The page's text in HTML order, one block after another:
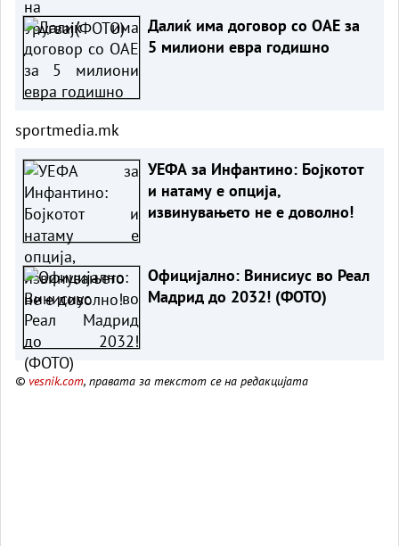
Далиќ има договор со ОАЕ за
5 милиони евра годишно
sportmedia.mk
УЕФА за Инфантино: Бојкотот
и натаму е опција,
извинувањето не е доволно!
Официјално: Винисиус во Реал
Мадрид до 2032! (ФОТО)
© vesnik.com, правата за текстот се на редакцијата